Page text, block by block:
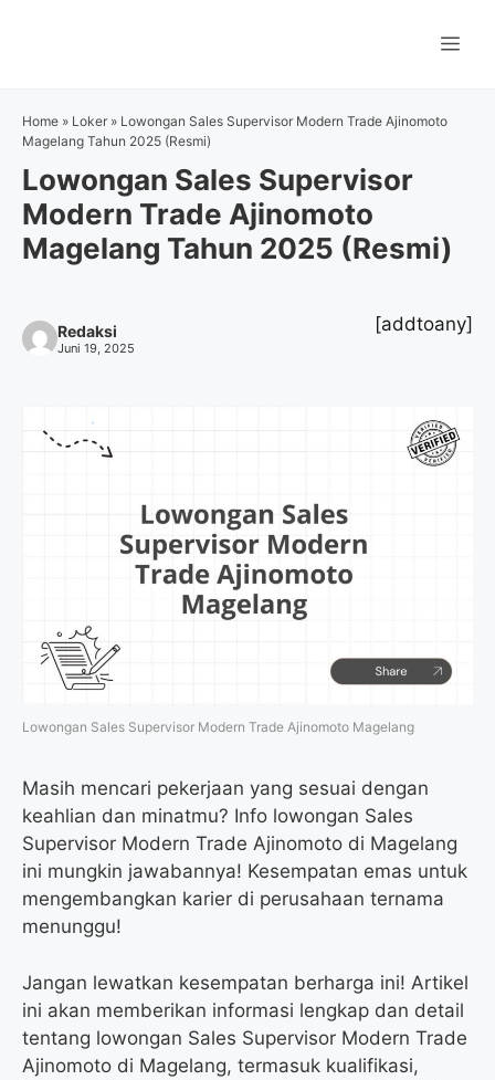
Home » Loker » Lowongan Sales Supervisor Modern Trade Ajinomoto
Magelang Tahun 2025 (Resmi)
Lowongan Sales Supervisor
Modern Trade Ajinomoto
Magelang Tahun 2025 (Resmi)
Redaksi
Juni 19, 2025
[addtoany]
Lowongan Sales Supervisor Modern Trade Ajinomoto Magelang
Masih mencari pekerjaan yang sesuai dengan
keahlian dan minatmu? Info lowongan Sales
Supervisor Modern Trade Ajinomoto di Magelang
ini mungkin jawabannya! Kesempatan emas untuk
mengembangkan karier di perusahaan ternama
menunggu!
Jangan lewatkan kesempatan berharga ini! Artikel
ini akan memberikan informasi lengkap dan detail
tentang lowongan Sales Supervisor Modern Trade
Ajinomoto di Magelang, termasuk kualifikasi,